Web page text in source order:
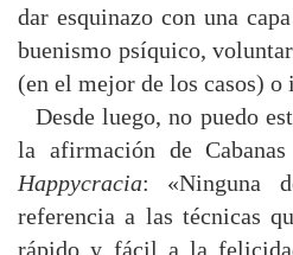
dar esquinazo con una
buenismo psíquico,
(en el mejor de los casos) o
Desde luego, no puedo
la afirmación de
Happycracia: «Ninguna
referencia a las técnicas
rápido y fácil a la